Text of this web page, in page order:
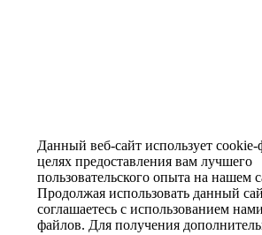
Данный веб-сайт использует
целях предоставления вам лучшего
пользовательского опыта на нашем
Продолжая использовать данный
соглашаетесь с использованием
файлов. Для получения